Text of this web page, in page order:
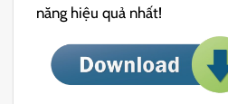
năng hiệu quả nhất!